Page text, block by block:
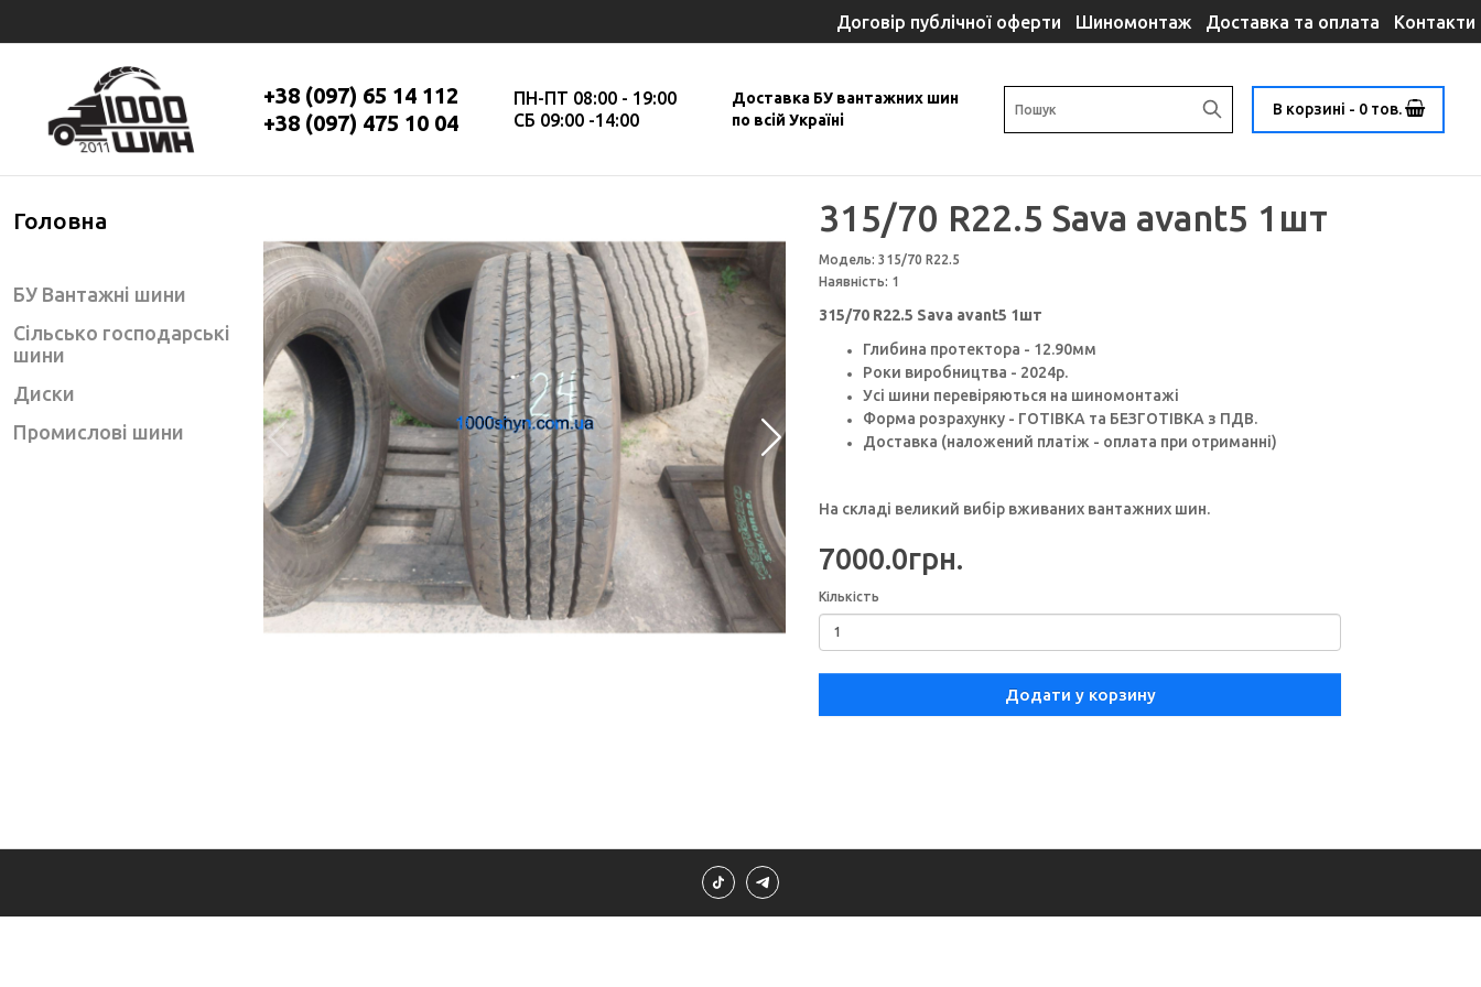
Договір публічної оферти Шиномонтаж Доставка та оплата Контакти
+38 (097) 65 14 112
+38 (097) 475 10 04
ПН-ПТ 08:00 - 19:00
СБ 09:00 -14:00
Доставка БУ вантажних шин
по всій Україні
В корзині - 0 тов.
Головна
БУ Вантажні шини
Сільсько господарські
шини
Диски
Промислові шини
315/70 R22.5 Sava avant5 1шт
Модель: 315/70 R22.5
Наявність: 1
315/70 R22.5 Sava avant5 1шт
Глибина протектора - 12.90мм
Роки виробництва - 2024p.
Усі шини перевіряються на шиномонтажі
Форма розрахунку - ГОТІВКА та БЕЗГОТІВКА з ПДВ.
Доставка (наложений платіж - оплата при отриманні)
На складі великий вибір вживаних вантажних шин.
7000.0грн.
Кількість
Додати у корзину